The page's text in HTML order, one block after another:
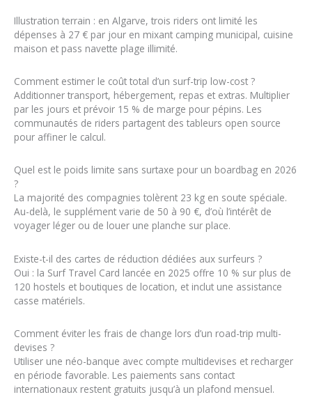
Illustration terrain : en Algarve, trois riders ont limité les
dépenses à 27 € par jour en mixant camping municipal, cuisine
maison et pass navette plage illimité.
Comment estimer le coût total d’un surf-trip low-cost ?
Additionner transport, hébergement, repas et extras. Multiplier
par les jours et prévoir 15 % de marge pour pépins. Les
communautés de riders partagent des tableurs open source
pour affiner le calcul.
Quel est le poids limite sans surtaxe pour un boardbag en 2026
?
La majorité des compagnies tolèrent 23 kg en soute spéciale.
Au-delà, le supplément varie de 50 à 90 €, d’où l’intérêt de
voyager léger ou de louer une planche sur place.
Existe-t-il des cartes de réduction dédiées aux surfeurs ?
Oui : la Surf Travel Card lancée en 2025 offre 10 % sur plus de
120 hostels et boutiques de location, et inclut une assistance
casse matériels.
Comment éviter les frais de change lors d’un road-trip multi-
devises ?
Utiliser une néo-banque avec compte multidevises et recharger
en période favorable. Les paiements sans contact
internationaux restent gratuits jusqu’à un plafond mensuel.